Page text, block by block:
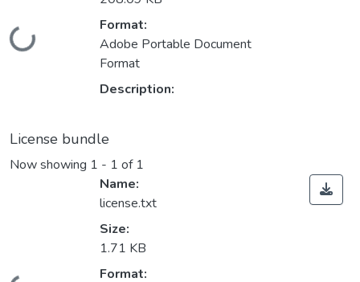
Loading...
Format:
Adobe Portable Document
Format
Description:
License bundle
Now showing 1 - 1 of 1
Name:
license.txt
Size:
1.71 KB
Format: